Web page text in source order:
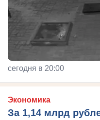
сегодня в 20:00
Экономика
За 1,14 млрд